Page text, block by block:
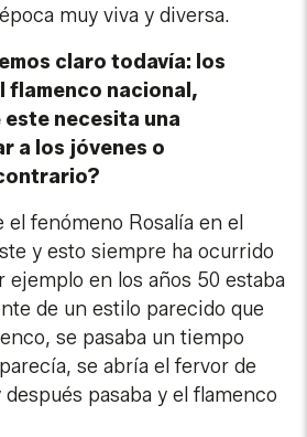
muy viva y diversa.
claro todavía: los
flamenco nacional,
necesita una
a los jóvenes o
el fenómeno Rosalía en el
y esto siempre ha ocurrido
ejemplo en los años 50 estaba
de un estilo parecido que
se pasaba un tiempo
se abría el fervor de
pasaba y el flamenco